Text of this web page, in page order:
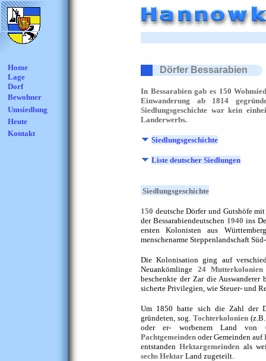
Home
Lage
Dorf
Bewohner
Umsiedlung
Heute
Kontakt
Dörfer Bessarabien
In Bessarabien gab es 150
Einwanderung ab 1814
Siedlungsgeschichte war kein
Landerwerbs.
Siedlungsgeschichte
Liste deutscher Siedlungen
Siedlungsgeschichte
150 deutsche Dörfer und Gutshöfe
der Bessarabiendeutschen 1940 ins
ersten Kolonisten aus
menschenarme Steppenlandschaft
Die Kolonisation ging auf
Neuankömlinge 24Mutterkolonien
beschenkte der Zar die
sicherte Privilegien, wie Steuer- und
Um 1850 hatte sich die Zahl der
gründeten, sog. Tochterkolonien
oder er- worbenem Land von
Pachtgemeinden oder Gemeinden auf
entstandenHektargemeinden als
sechs Hektar Land zugeteilt.